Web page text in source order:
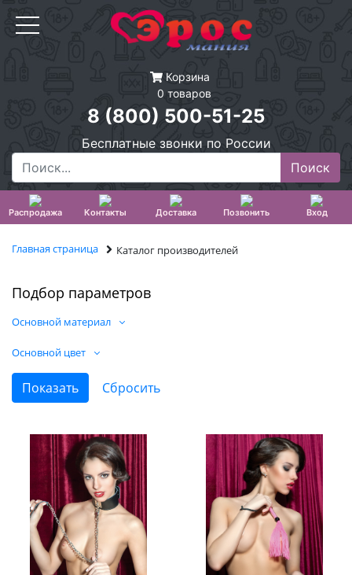
Корзина
0 товаров
8 (800) 500-51-25
Бесплатные звонки по России
Распродажа Контакты Доставка Позвонить Вход
Главная страница Каталог производителей
Подбор параметров
Основной материал
Основной цвет